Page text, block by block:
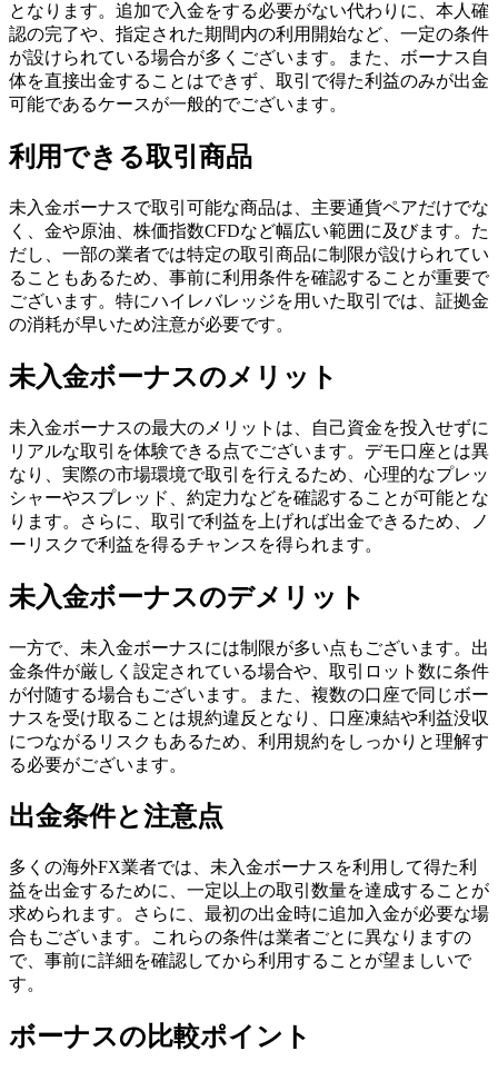
となります。追加で入金をする必要がない代わりに、本人確
認の完了や、指定された期間内の利用開始など、一定の条件
が設けられている場合が多くございます。また、ボーナス自
体を直接出金することはできず、取引で得た利益のみが出金
可能であるケースが一般的でございます。
利用できる取引商品
未入金ボーナスで取引可能な商品は、主要通貨ペアだけでな
く、金や原油、株価指数CFDなど幅広い範囲に及びます。た
だし、一部の業者では特定の取引商品に制限が設けられてい
ることもあるため、事前に利用条件を確認することが重要で
ございます。特にハイレバレッジを用いた取引では、証拠金
の消耗が早いため注意が必要です。
未入金ボーナスのメリット
未入金ボーナスの最大のメリットは、自己資金を投入せずに
リアルな取引を体験できる点でございます。デモ口座とは異
なり、実際の市場環境で取引を行えるため、心理的なプレッ
シャーやスプレッド、約定力などを確認することが可能とな
ります。さらに、取引で利益を上げれば出金できるため、ノ
ーリスクで利益を得るチャンスを得られます。
未入金ボーナスのデメリット
一方で、未入金ボーナスには制限が多い点もございます。出
金条件が厳しく設定されている場合や、取引ロット数に条件
が付随する場合もございます。また、複数の口座で同じボー
ナスを受け取ることは規約違反となり、口座凍結や利益没収
につながるリスクもあるため、利用規約をしっかりと理解す
る必要がございます。
出金条件と注意点
多くの海外FX業者では、未入金ボーナスを利用して得た利
益を出金するために、一定以上の取引数量を達成することが
求められます。さらに、最初の出金時に追加入金が必要な場
合もございます。これらの条件は業者ごとに異なりますの
で、事前に詳細を確認してから利用することが望ましいで
す。
ボーナスの比較ポイント